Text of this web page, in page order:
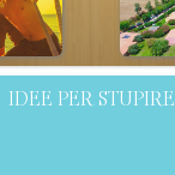
IDEE PER STUPIRE